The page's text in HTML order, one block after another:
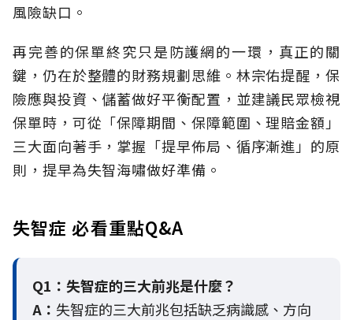
風險缺口。
再完善的保單終究只是防護網的一環，真正的關
鍵，仍在於整體的財務規劃思維。 林宗佑提醒，保
險應與投資、儲蓄做好平衡配置，並建議民眾檢視
保單時，可從「保障期間、保障範圍、理賠金額」
三大面向著手，掌握「提早佈局、循序漸進」的原
則，提早為失智海嘯做好準備。
失智症 必看重點Q&A
Q1：失智症的三大前兆是什麼？
A： 失智症的三大前兆包括缺乏病識感、方向